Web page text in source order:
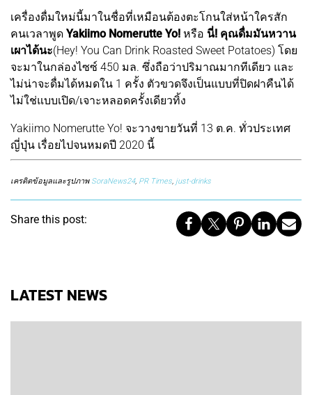
เครื่องดื่มใหม่นี้มาในชื่อที่เหมือนต้องตะโกนใส่หน้าใครสัก
คนเวลาพูด Yakiimo Nomerutte Yo! หรือ นี่! คุณดื่มมันหวาน
เผาได้นะ(Hey! You Can Drink Roasted Sweet Potatoes) โดย
จะมาในกล่องไซซ์ 450 มล. ซึ่งถือว่าปริมาณมากทีเดียว และ
ไม่น่าจะดื่มได้หมดใน 1 ครั้ง ตัวขวดจึงเป็นแบบที่ปิดฝาคืนได้
ไม่ใช่แบบเปิด/เจาะหลอดครั้งเดียวทิ้ง
Yakiimo Nomerutte Yo! จะวางขายวันที่ 13 ต.ค. ทั่วประเทศ
ญี่ปุ่น เรื่อยไปจนหมดปี 2020 นี้
เครดิตข้อมูลและรูปภาพ SoraNews24, PR Times, just-drinks
Share this post:
LATEST NEWS